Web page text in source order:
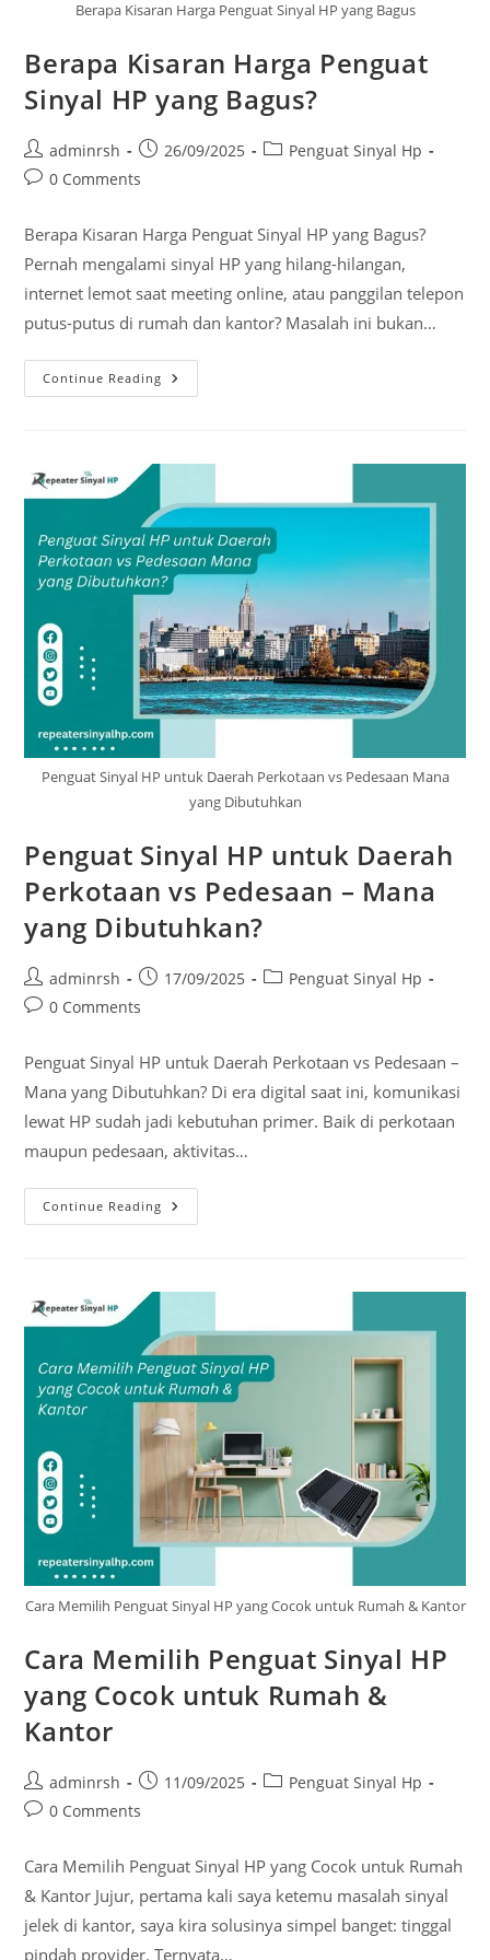
Berapa Kisaran Harga Penguat Sinyal HP yang Bagus
Berapa Kisaran Harga Penguat
Sinyal HP yang Bagus?
Post
author:
adminrsh
Post
published:
26/09/2025
PostPenguat Sinyal Hp
Post0 Comments
Berapa Kisaran Harga Penguat Sinyal HP yang Bagus?
Pernah mengalami sinyal HP yang hilang-hilangan,
internet lemot saat meeting online, atau panggilan telepon
putus-putus di rumah dan kantor? Masalah ini bukan…
Continue Reading Berapa
Kisaran
Yang
Penguat Sinyal HP untuk Daerah Perkotaan vs Pedesaan Mana
yang Dibutuhkan
Penguat Sinyal HP untuk Daerah
Perkotaan vs Pedesaan – Mana
yang Dibutuhkan?
Post
author:
adminrsh
Post
published:
17/09/2025
PostPenguat Sinyal Hp
Post0 Comments
Penguat Sinyal HP untuk Daerah Perkotaan vs Pedesaan –
Mana yang Dibutuhkan? Di era digital saat ini, komunikasi
lewat HP sudah jadi kebutuhan primer. Baik di perkotaan
maupun pedesaan, aktivitas…
Continue Reading Penguat
Sinyal
Vs
–
Mana
Yang
Dibutuhkan?
Cara Memilih Penguat Sinyal HP yang Cocok untuk Rumah & Kantor
Cara Memilih Penguat Sinyal HP
yang Cocok untuk Rumah &
Kantor
Post
author:
adminrsh
Post
published:
11/09/2025
PostPenguat Sinyal Hp
Post0 Comments
Cara Memilih Penguat Sinyal HP yang Cocok untuk Rumah
& Kantor Jujur, pertama kali saya ketemu masalah sinyal
jelek di kantor, saya kira solusinya simpel banget: tinggal
pindah provider. Ternyata…